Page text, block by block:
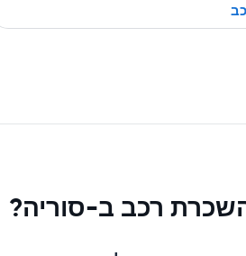
רכב ב-סוריה?